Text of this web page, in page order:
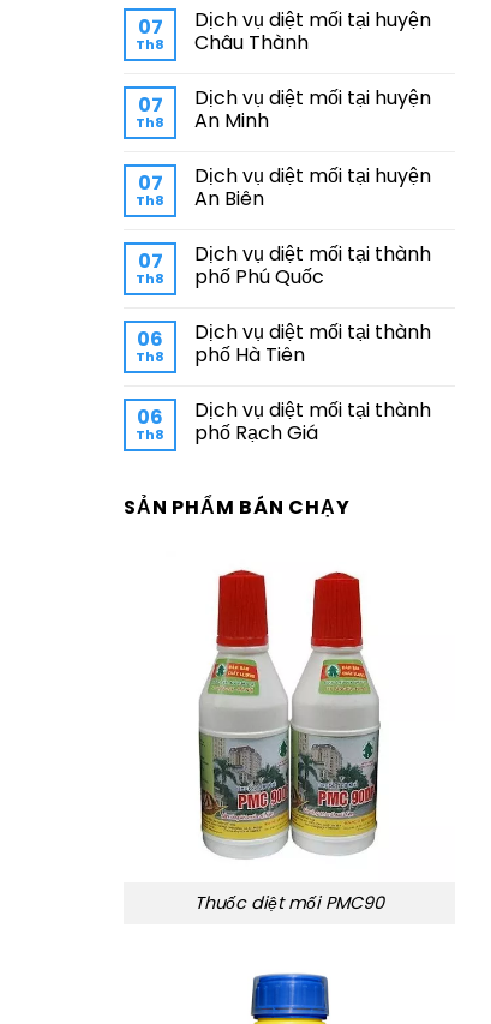
07
Th8
Dịch vụ diệt mối tại huyện
Châu Thành
07
Th8
Dịch vụ diệt mối tại huyện
An Minh
07
Th8
Dịch vụ diệt mối tại huyện
An Biên
07
Th8
Dịch vụ diệt mối tại thành
phố Phú Quốc
06
Th8
Dịch vụ diệt mối tại thành
phố Hà Tiên
06
Th8
Dịch vụ diệt mối tại thành
phố Rạch Giá
SẢN PHẨM BÁN CHẠY
Thuốc diệt mối PMC90